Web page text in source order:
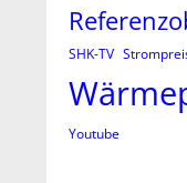
SHK-TV
Youtube